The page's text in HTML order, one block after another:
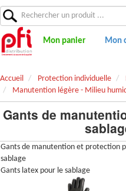
Mon panier Mon
Accueil Protection individuelle
Manutention légère - Milieu
Gants de
Gants de manutention et protection
sablage
Gants latex pour le sablage